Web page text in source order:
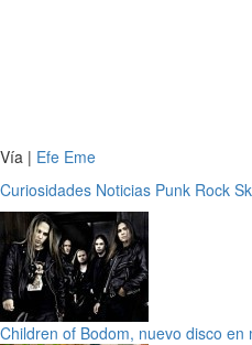
Vía | Efe Eme
Curiosidades Noticias Punk Rock
Children of Bodom, nuevo disco en